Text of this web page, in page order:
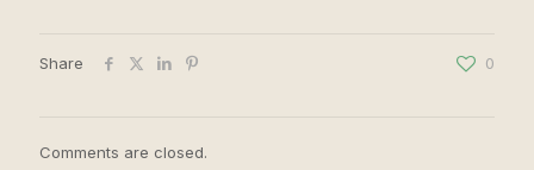
Share 0
Comments are closed.